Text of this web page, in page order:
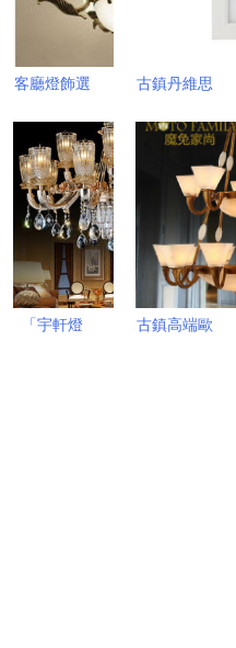
客廳燈飾選
脫糾結，點
亮居家品味
古鎮丹維思
燈飾，點亮
品質生活
「宇軒燈
古鎮高端歐